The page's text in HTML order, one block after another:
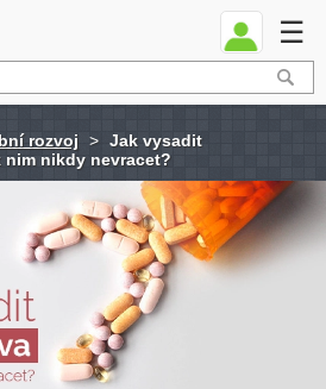
☰
rozvoj > Jak vysadit
nim nikdy nevracet?